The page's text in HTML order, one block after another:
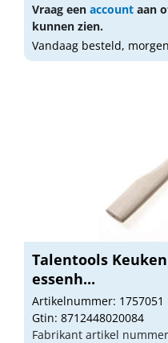
Vraag een account aan
kunnen zien.
Vandaag besteld,
Talentools
essenh...
Artikelnummer: 1757051
Gtin: 8712448020084
Fabrikant artikel